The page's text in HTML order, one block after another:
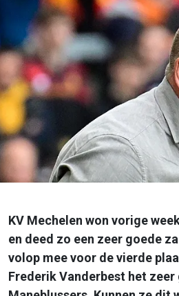
KV Mechelen won vorige
en deed zo een zeer goede
volop mee voor de vierde
Frederik Vanderbest het